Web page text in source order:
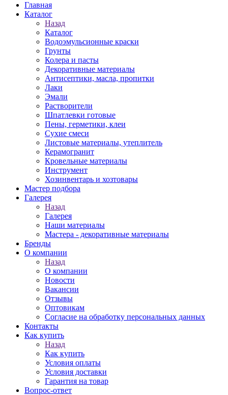
Главная
Каталог
Назад
Каталог
Водоэмульсионные краски
Грунты
Колера и пасты
Декоративные материалы
Антисептики, масла, пропитки
Лаки
Эмали
Растворители
Шпатлевки готовые
Пены, герметики, клеи
Сухие смеси
Листовые материалы, утеплитель
Керамогранит
Кровельные материалы
Инструмент
Хозинвентарь и хозтовары
Мастер подбора
Галерея
Назад
Галерея
Наши материалы
Мастера - декоративные материалы
Бренды
О компании
Назад
О компании
Новости
Вакансии
Отзывы
Оптовикам
Cогласие на обработку персональных данных
Контакты
Как купить
Назад
Как купить
Условия оплаты
Условия доставки
Гарантия на товар
Вопрос-ответ